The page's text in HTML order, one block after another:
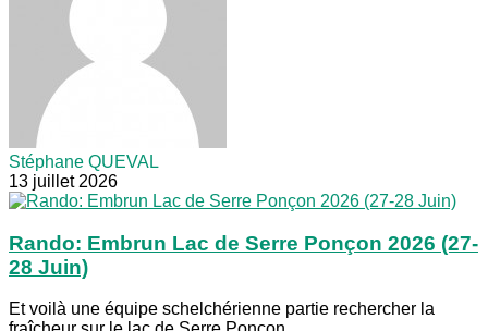
Stéphane QUEVAL
13 juillet 2026
Rando: Embrun Lac de Serre Ponçon 2026 (27-
28 Juin)
Et voilà une équipe schelchérienne partie rechercher la